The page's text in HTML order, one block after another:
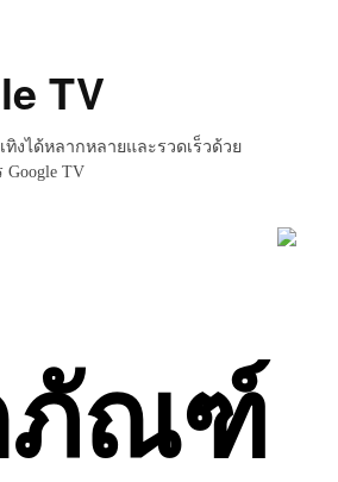
TV
ทิงได้หลากหลายและรวดเร็วด้วย
TV
ภัณฑ์